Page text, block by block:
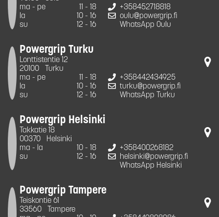
ma - pe
11 - 18
la
10 - 16
su
12 - 16
+358452718818
oulu@powergrip.fi
WhatsApp Oulu
Powergrip Turku
Lonttistentie 12
20100
Turku
ma - pe
11 - 18
la
10 - 16
su
12 - 16
+358442434925
turku@powergrip.fi
WhatsApp Turku
Powergrip Helsinki
Takkatie 18
00370
Helsinki
ma - la
10 - 18
su
12 - 16
+358400268182
helsinki@powergrip.fi
WhatsApp Helsinki
Powergrip Tampere
Teiskontie 61
33560
Tampere